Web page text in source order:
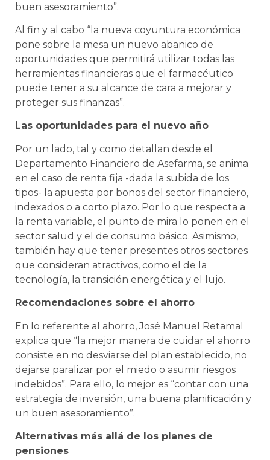
buen asesoramiento”.
Al fin y al cabo “la nueva coyuntura económica
pone sobre la mesa un nuevo abanico de
oportunidades que permitirá utilizar todas las
herramientas financieras que el farmacéutico
puede tener a su alcance de cara a mejorar y
proteger sus finanzas”.
Las oportunidades para el nuevo año
Por un lado, tal y como detallan desde el
Departamento Financiero de Asefarma, se anima
en el caso de renta fija -dada la subida de los
tipos- la apuesta por bonos del sector financiero,
indexados o a corto plazo. Por lo que respecta a
la renta variable, el punto de mira lo ponen en el
sector salud y el de consumo básico. Asimismo,
también hay que tener presentes otros sectores
que consideran atractivos, como el de la
tecnología, la transición energética y el lujo.
Recomendaciones sobre el ahorro
En lo referente al ahorro, José Manuel Retamal
explica que “la mejor manera de cuidar el ahorro
consiste en no desviarse del plan establecido, no
dejarse paralizar por el miedo o asumir riesgos
indebidos”. Para ello, lo mejor es “contar con una
estrategia de inversión, una buena planificación y
un buen asesoramiento”.
Alternativas más allá de los planes de
pensiones